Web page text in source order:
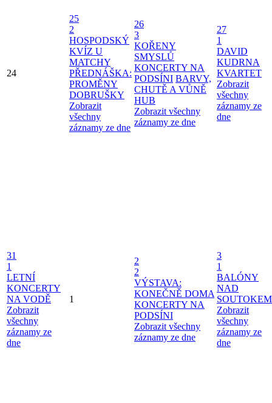
24
25
2
HOSPODSKÝ
KVÍZ U
MATCHY
PŘEDNÁŠKA:
PROMĚNY
DOBRUŠKY
Zobrazit
všechny
záznamy ze dne
26
3
KOŘENY
SMYSLŮ
KONCERTY NA
PODSÍNI BARVY,
CHUTĚ A VŮNĚ
HUB
Zobrazit všechny
záznamy ze dne
27
1
DAVID
KUDRNA
KVARTET
Zobrazit
všechny
záznamy ze
dne
31
1
LETNÍ
KONCERTY
NA VODĚ
Zobrazit
všechny
záznamy ze
dne
1
2
2
VÝSTAVA:
KONEČNĚ DOMA
KONCERTY NA
PODSÍNI
Zobrazit všechny
záznamy ze dne
3
1
BALÓNY
NAD
SOUTOKEM
Zobrazit
všechny
záznamy ze
dne